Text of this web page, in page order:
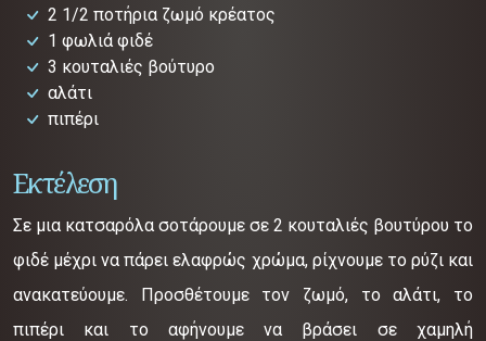
2 1/2 ποτήρια ζωμό κρέατος
1 φωλιά φιδέ
3 κουταλιές βούτυρο
αλάτι
πιπέρι
Εκτέλεση
Σε μια κατσαρόλα σοτάρουμε σε 2 κουταλιές βουτύρου το
φιδέ μέχρι να πάρει ελαφρώς χρώμα, ρίχνουμε το ρύζι και
ανακατεύουμε. Προσθέτουμε τον ζωμό, το αλάτι, το
πιπέρι και το αφήνουμε να βράσει σε χαμηλή